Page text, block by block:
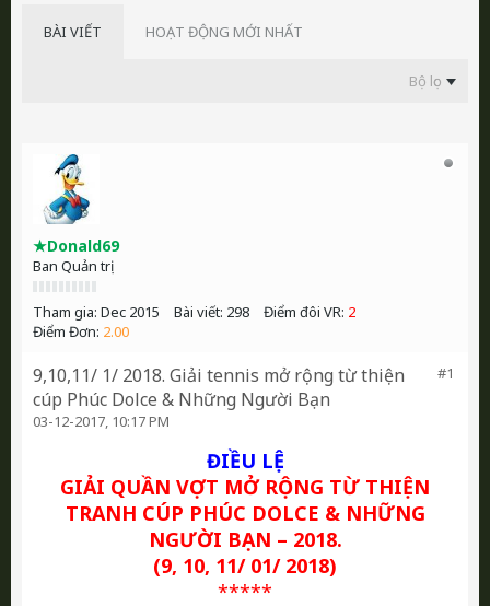
BÀI VIẾT HOẠT ĐỘNG MỚI NHẤT
Bộ lọc
★Donald69
Ban Quản trị
Tham gia: Dec 2015 Bài viết: 298 Điểm đôi VR: 2
Điểm Đơn: 2.00
#1
9,10,11/ 1/ 2018. Giải tennis mở rộng từ thiện
cúp Phúc Dolce & Những Người Bạn
03-12-2017, 10:17 PM
ĐIỀU LỆ
GIẢI QUẦN VỢT MỞ RỘNG TỪ THIỆN
TRANH CÚP PHÚC DOLCE & NHỮNG
NGƯỜI BẠN – 2018.
(9, 10, 11/ 01/ 2018)
*****